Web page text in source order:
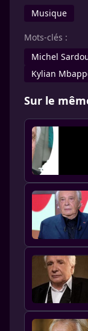
Musique
Mots-clés :
Michel
Kylian
Sur le